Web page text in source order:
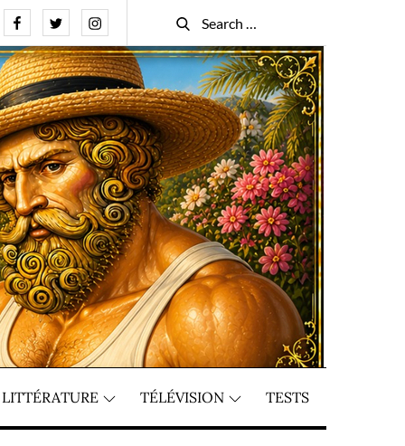
FacebookTwitterInstagram
Search
for:
Search
LITTÉRATURE TÉLÉVISION TESTS